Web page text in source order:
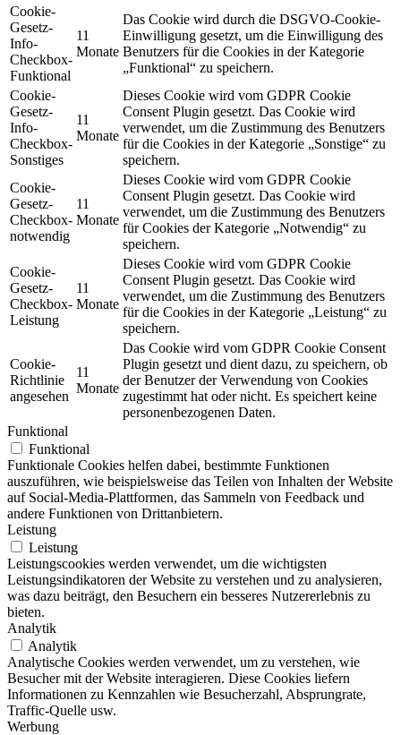
Cookie-
Gesetz-
Info-
Checkbox-
Funktional
11
Monate
Das Cookie wird durch die DSGVO-Cookie-
Einwilligung gesetzt, um die Einwilligung des
Benutzers für die Cookies in der Kategorie
„Funktional“ zu speichern.
Cookie-
Gesetz-
Info-
Checkbox-
Sonstiges
11
Monate
Dieses Cookie wird vom GDPR Cookie
Consent Plugin gesetzt. Das Cookie wird
verwendet, um die Zustimmung des Benutzers
für die Cookies in der Kategorie „Sonstige“ zu
speichern.
Cookie-
Gesetz-
Checkbox-
notwendig
11
Monate
Dieses Cookie wird vom GDPR Cookie
Consent Plugin gesetzt. Das Cookie wird
verwendet, um die Zustimmung des Benutzers
für Cookies der Kategorie „Notwendig“ zu
speichern.
Cookie-
Gesetz-
Checkbox-
Leistung
11
Monate
Dieses Cookie wird vom GDPR Cookie
Consent Plugin gesetzt. Das Cookie wird
verwendet, um die Zustimmung des Benutzers
für die Cookies in der Kategorie „Leistung“ zu
speichern.
Cookie-
Richtlinie
angesehen
11
Monate
Das Cookie wird vom GDPR Cookie Consent
Plugin gesetzt und dient dazu, zu speichern, ob
der Benutzer der Verwendung von Cookies
zugestimmt hat oder nicht. Es speichert keine
personenbezogenen Daten.
Funktional
Funktional
Funktionale Cookies helfen dabei, bestimmte Funktionen
auszuführen, wie beispielsweise das Teilen von Inhalten der Website
auf Social-Media-Plattformen, das Sammeln von Feedback und
andere Funktionen von Drittanbietern.
Leistung
Leistung
Leistungscookies werden verwendet, um die wichtigsten
Leistungsindikatoren der Website zu verstehen und zu analysieren,
was dazu beiträgt, den Besuchern ein besseres Nutzererlebnis zu
bieten.
Analytik
Analytik
Analytische Cookies werden verwendet, um zu verstehen, wie
Besucher mit der Website interagieren. Diese Cookies liefern
Informationen zu Kennzahlen wie Besucherzahl, Absprungrate,
Traffic-Quelle usw.
Werbung